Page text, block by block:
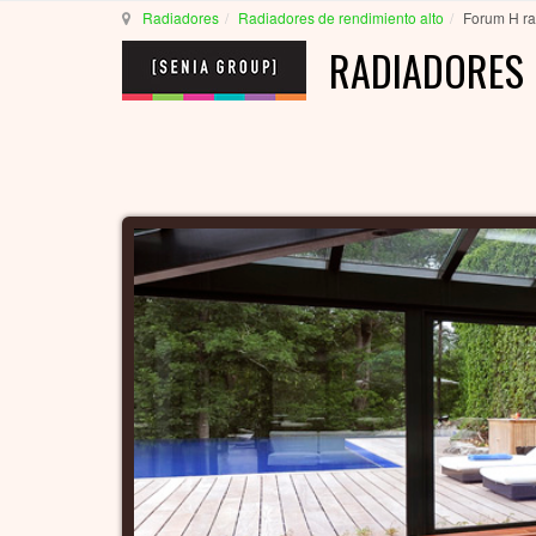
Radiadores Radiadores de rendimiento alto Forum H